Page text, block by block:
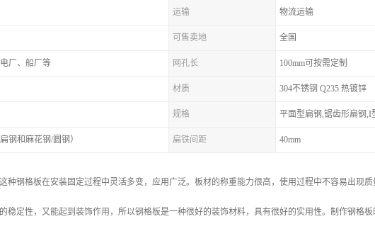
运输 物流运输
可售卖地 全国
厂、船厂等 网孔长 100mm可按需定制
材质 304不锈钢 Q235 热镀锌
规格 平面型扁钢,锯齿形扁钢,I
钢和麻花钢/圆钢） 扁铁间距 40mm
种钢格板在安装固定过程中灵活多变，应用广泛。板材的称重能力很高，使用过程中不容易出现
稳定性，又能起到装饰作用，所以钢格板是一种很好的装饰材料，具有很好的实用性。制作钢格